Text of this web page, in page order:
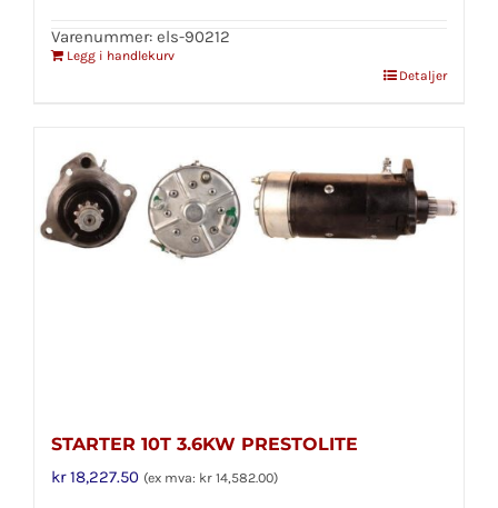
Varenummer: els-90212
Legg i handlekurv
Detaljer
STARTER 10T 3.6KW PRESTOLITE
kr18,227.50 (ex mva: kr 14,582.00)